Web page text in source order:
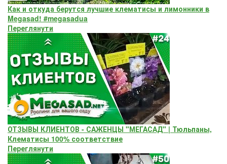
Как и откуда берутся лучшие клематисы и лимонники в
Megasad! #megasadua
Переглянути
ОТЗЫВЫ КЛИЕНТОВ - САЖЕНЦЫ "МЕГАСАД" | Тюльпаны,
Клематисы 100% соответствие
Переглянути